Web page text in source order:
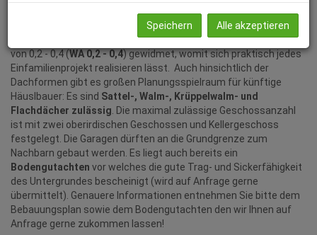
künftigen Eigentümern neben einer absoluten Ruhelage auchbis
in den Sommermonaten. Sämtliche
Grundstücke sind als allgemeines Wohngebiet mit einer Dichte
von 0,2 - 0,4 (WA 0,2 - 0,4) gewidmet, womit sich praktisch jedes
Einfamilienprojekt realisieren lässt. Auch hinsichtlich der
Dachformen gibt es großen Planungsspielraum für künftige
Häuslbauer: Es sind Sattel-, Walm-, Krüppelwalm- und
Flachdächer zulässig. Die maximal zulässige Geschossanzahl
ist mit zwei oberirdischen Geschossen und Kellergeschoss
festgelegt. Die Garagen dürften an die Grundgrenze zum
Nachbarn gebaut werden. Es liegt auch bereits ein
Bodengutachten vor welches die gute Trag- und Sickerfähigkeit
des Untergrundes bescheinigt (wird auf Anfrage gerne
übermittelt). Genauere Informationen entnehmen Sie bitte dem
Bebauungsplan sowie dem Bodengutachten den wir Ihnen auf
Anfrage gerne zukommen lassen!
Speichern Alle akzeptieren